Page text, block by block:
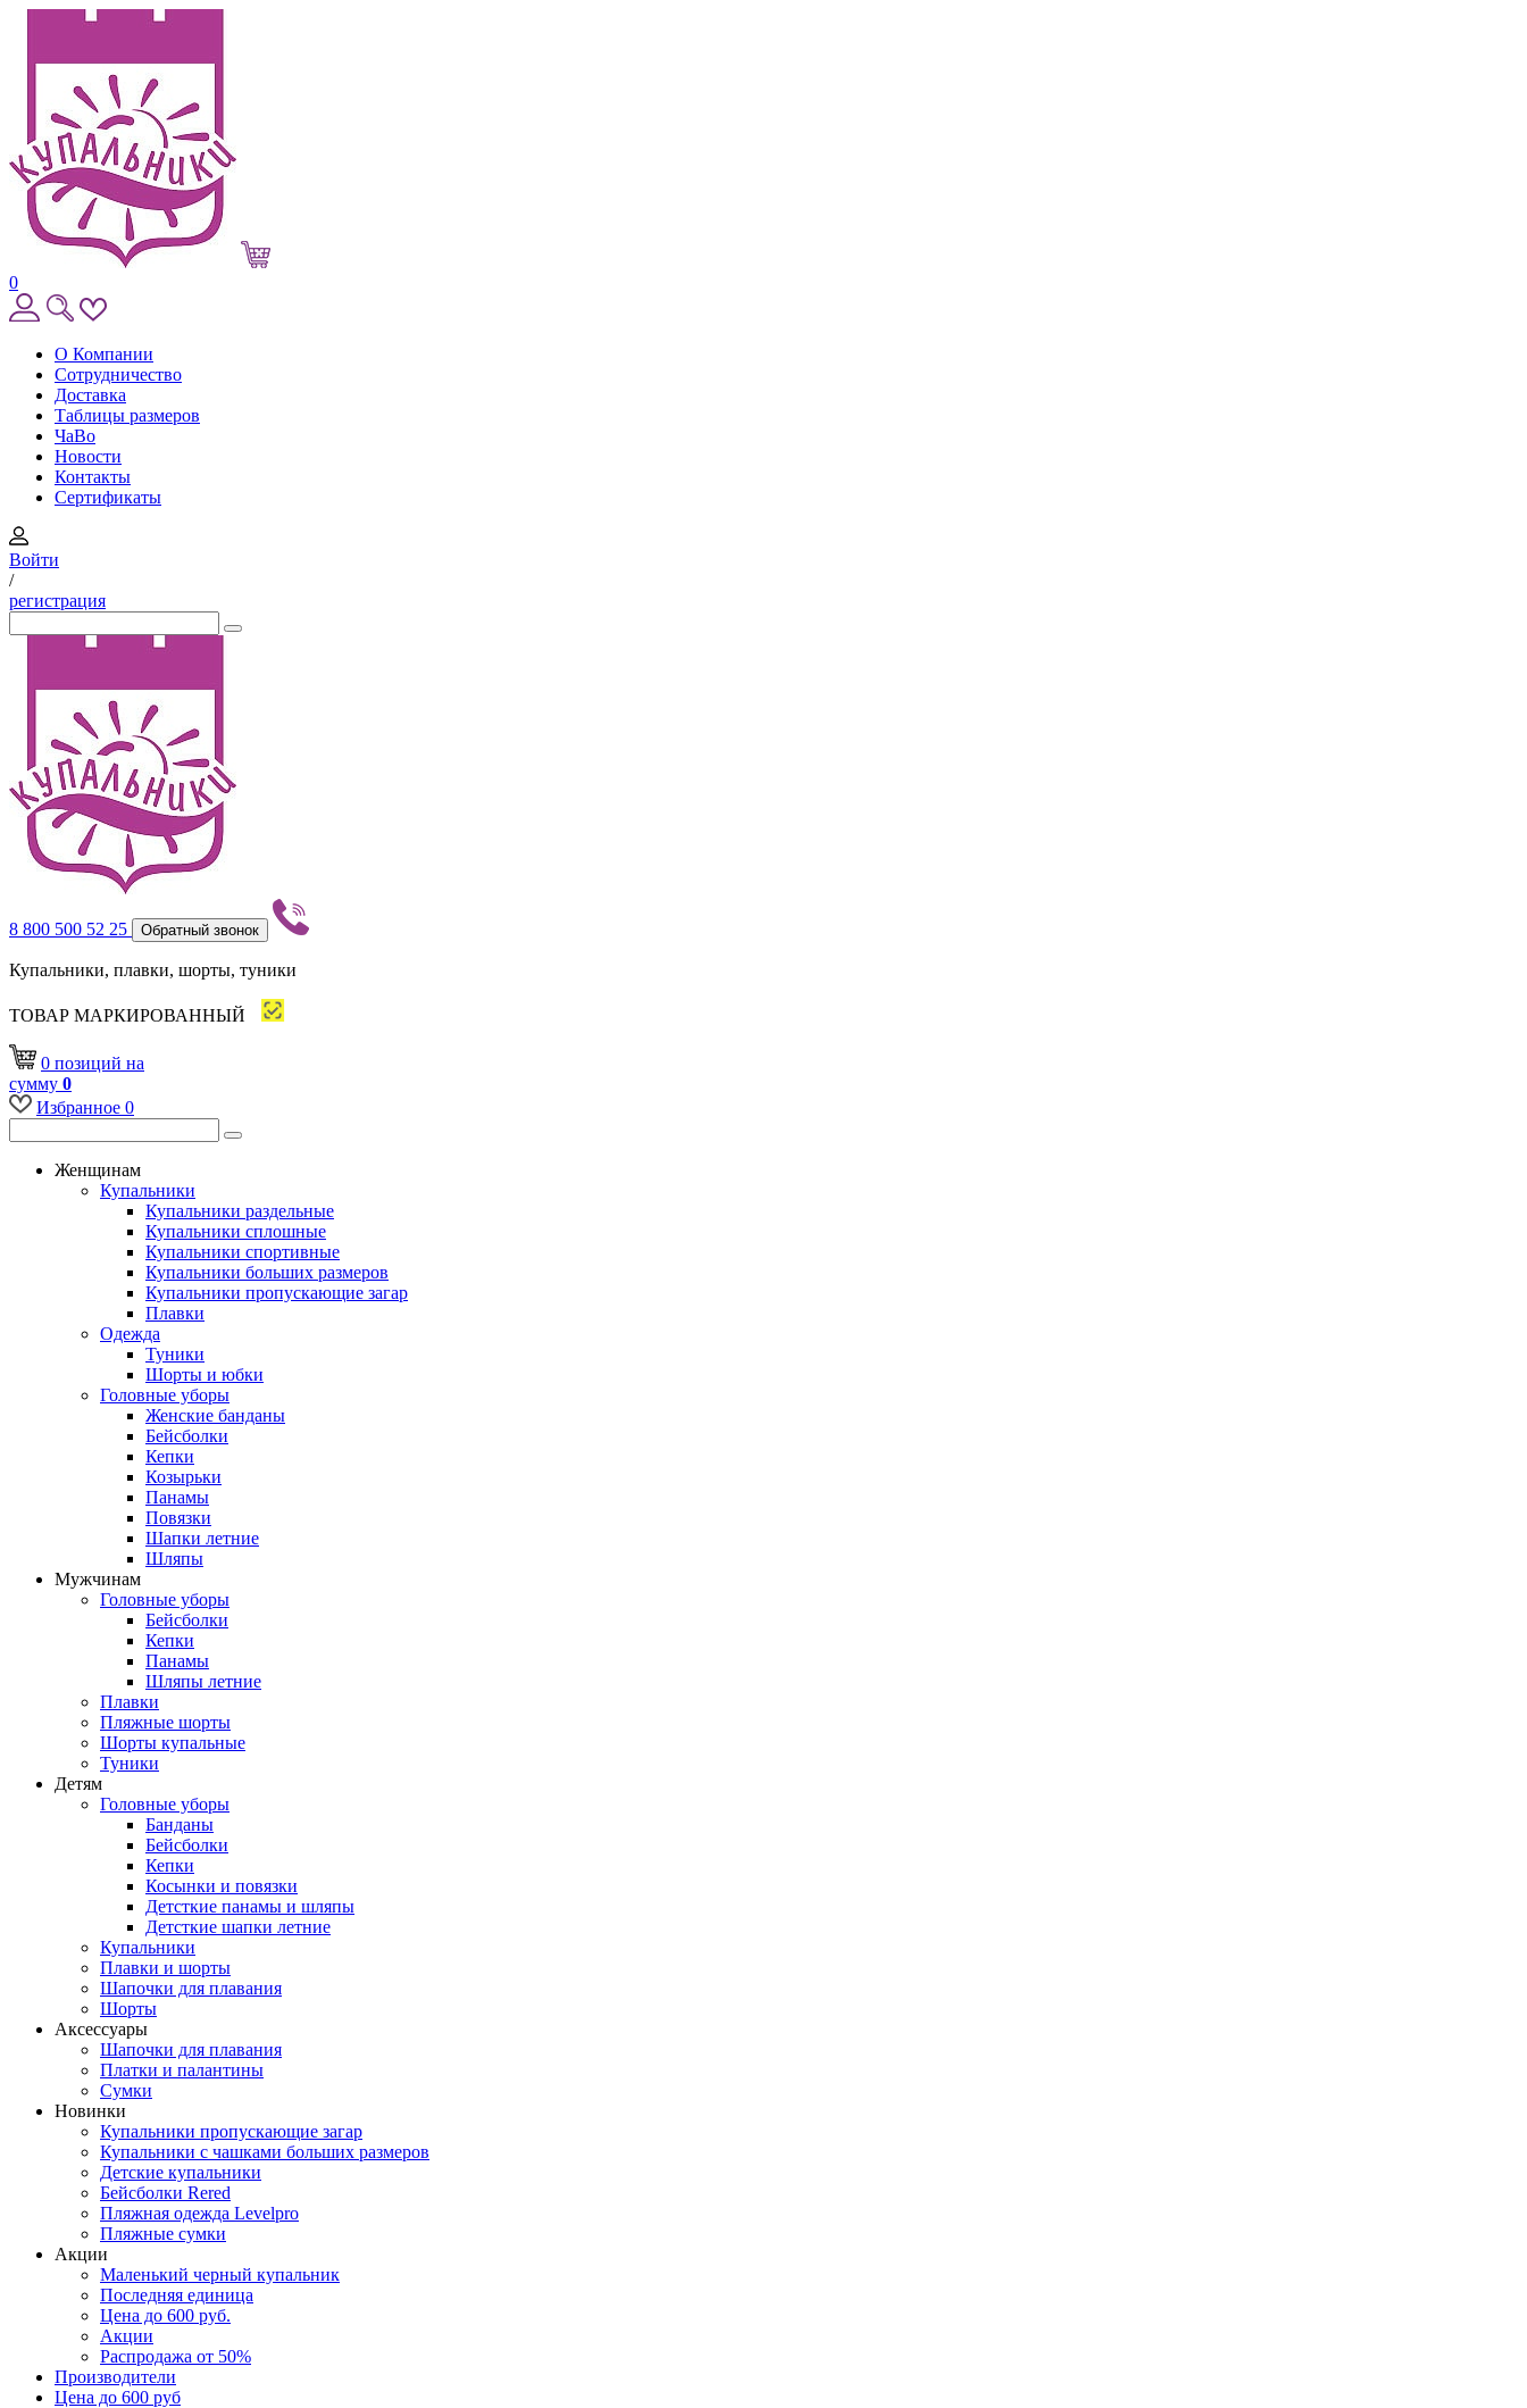
0
О Компании
Сотрудничество
Доставка
Таблицы размеров
ЧаВо
Новости
Контакты
Сертификаты
Войти
/
регистрация
8 800 500 52 25 Обратный звонок
Купальники, плавки, шорты, туники
ТОВАР МАРКИРОВАННЫЙ
0 позиций на
сумму 0
Избранное 0
Женщинам
Купальники
Купальники раздельные
Купальники сплошные
Купальники спортивные
Купальники больших размеров
Купальники пропускающие загар
Плавки
Одежда
Туники
Шорты и юбки
Головные уборы
Женские банданы
Бейсболки
Кепки
Козырьки
Панамы
Повязки
Шапки летние
Шляпы
Мужчинам
Головные уборы
Бейсболки
Кепки
Панамы
Шляпы летние
Плавки
Пляжные шорты
Шорты купальные
Туники
Детям
Головные уборы
Банданы
Бейсболки
Кепки
Косынки и повязки
Детсткие панамы и шляпы
Детсткие шапки летние
Купальники
Плавки и шорты
Шапочки для плавания
Шорты
Аксессуары
Шапочки для плавания
Платки и палантины
Сумки
Новинки
Купальники пропускающие загар
Купальники с чашками больших размеров
Детские купальники
Бейсболки Rered
Пляжная одежда Levelpro
Пляжные сумки
Акции
Маленький черный купальник
Последняя единица
Цена до 600 руб.
Акции
Распродажа от 50%
Производители
Цена до 600 руб